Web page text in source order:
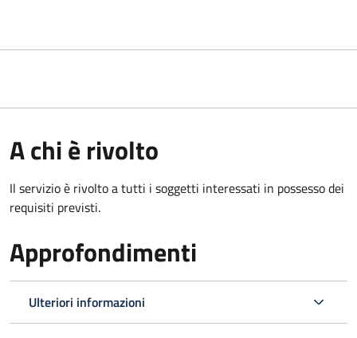
A chi è rivolto
Il servizio è rivolto a tutti i soggetti interessati in possesso dei
requisiti previsti.
Approfondimenti
Ulteriori informazioni